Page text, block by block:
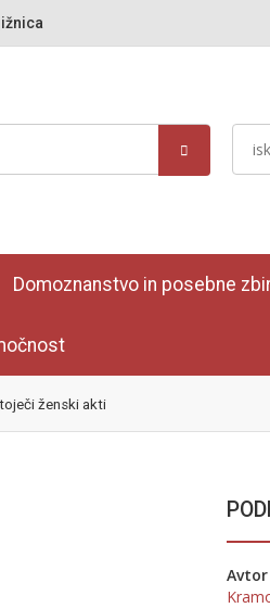
Domoznanstvo in posebne
ženski akti
Avtor